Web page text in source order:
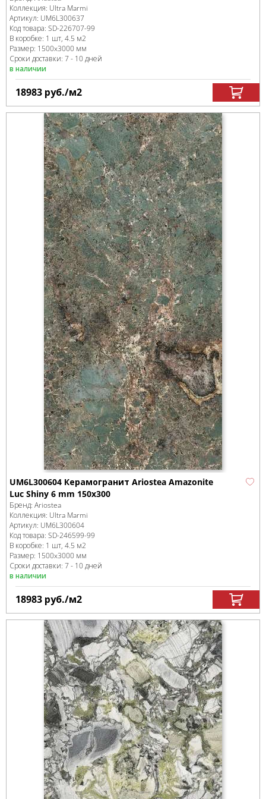
Коллекция: Ultra Marmi
Артикул: UM6L300637
Код товара: SD-226707-99
В коробке: 1 шт, 4.5 м2
Размер: 1500x3000 мм
Сроки доставки: 7 - 10 дней
в наличии
18983 руб./м2
UM6L300604 Керамогранит Ariostea Amazonite
Luc Shiny 6 mm 150x300
Бренд: Ariostea
Коллекция: Ultra Marmi
Артикул: UM6L300604
Код товара: SD-246599-99
В коробке: 1 шт, 4.5 м2
Размер: 1500x3000 мм
Сроки доставки: 7 - 10 дней
в наличии
18983 руб./м2